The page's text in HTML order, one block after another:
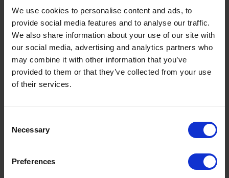
We use cookies to personalise content and ads, to
provide social media features and to analyse our traffic.
We also share information about your use of our site with
our social media, advertising and analytics partners who
may combine it with other information that you’ve
provided to them or that they’ve collected from your use
of their services.
Selection
Necessary
Preferences
lorsque cette mesure est appliquée, le participant au
cours sera redirigé vers la police.
Avez-vous trouvé la réponse à votre question
Si ce n'est pas le cas, vous pouvez nous contacter.